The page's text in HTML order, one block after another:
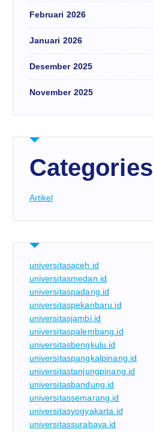
Februari 2026
Januari 2026
Desember 2025
November 2025
Categories
Artikel
universitasaceh.id
universitasmedan.id
universitaspadang.id
universitaspekanbaru.id
universitasjambi.id
universitaspalembang.id
universitasbengkulu.id
universitaspangkalpinang.id
universitastanjungpinang.id
universitasbandung.id
universitassemarang.id
universitasyogyakarta.id
universitassurabaya.id